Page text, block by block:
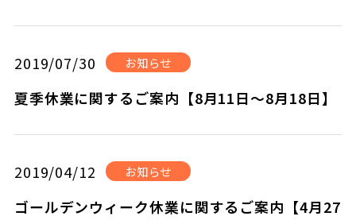
2019/07/30 お知らせ
夏季休業に関するご案内【8月11日～8月18日】
2019/04/12 お知らせ
ゴールデンウィーク休業に関するご案内【4月27